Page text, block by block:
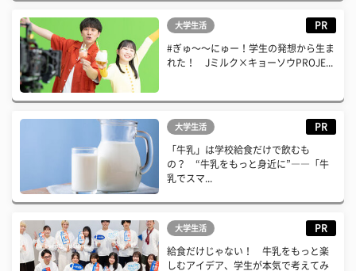
大学生活 PR
#ぎゅ〜〜にゅー！学生の発想から生ま
れた！ Jミルク×キョーソウPROJE...
大学生活 PR
「牛乳」は学校給食だけで飲むも
の？ “牛乳をもっと身近に”――「牛
乳でスマ...
大学生活 PR
給食だけじゃない！ 牛乳をもっと楽
しむアイデア、学生が本気で考えてみ